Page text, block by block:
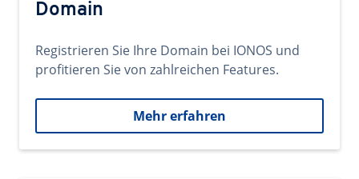
Domain
Registrieren Sie Ihre Domain bei IONOS und
profitieren Sie von zahlreichen Features.
Mehr erfahren